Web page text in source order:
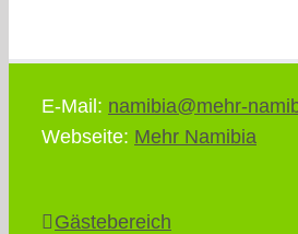
E-Mail: namibia@mehr-
Webseite: Mehr Namibia
Gästebereich